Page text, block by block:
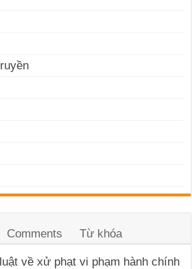
Comments Từ khóa
về xử phạt vi phạm hành chính